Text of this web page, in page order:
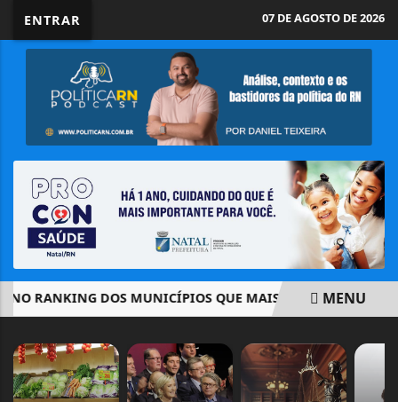
ENTRAR 07 DE AGOSTO DE 2026
RANKING DOS MUNICÍPIOS QUE MAIS GERA EMPREGOS NO
MENU